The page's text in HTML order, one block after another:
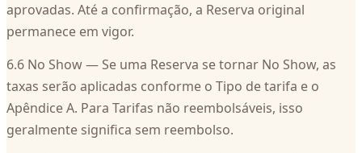
aprovadas. Até a confirmação, a Reserva original
permanece em vigor.
6.6 No Show — Se uma Reserva se tornar No Show, as
taxas serão aplicadas conforme o Tipo de tarifa e o
Apêndice A. Para Tarifas não reembolsáveis, isso
geralmente significa sem reembolso.